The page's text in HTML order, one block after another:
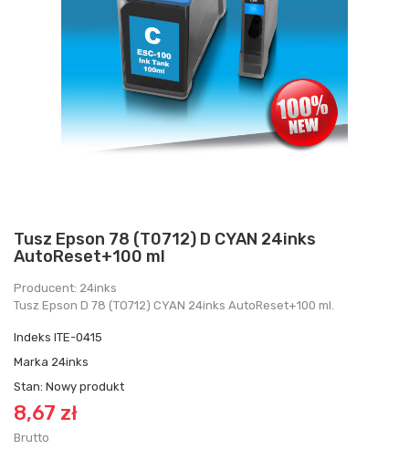
Tusz Epson 78 (T0712) D CYAN 24inks
AutoReset+100 ml
Producent: 24inks
Tusz Epson D 78 (TO712) CYAN 24inks AutoReset+100 ml.
Indeks ITE-0415
Marka 24inks
Stan: Nowy produkt
8,67 zł
Brutto